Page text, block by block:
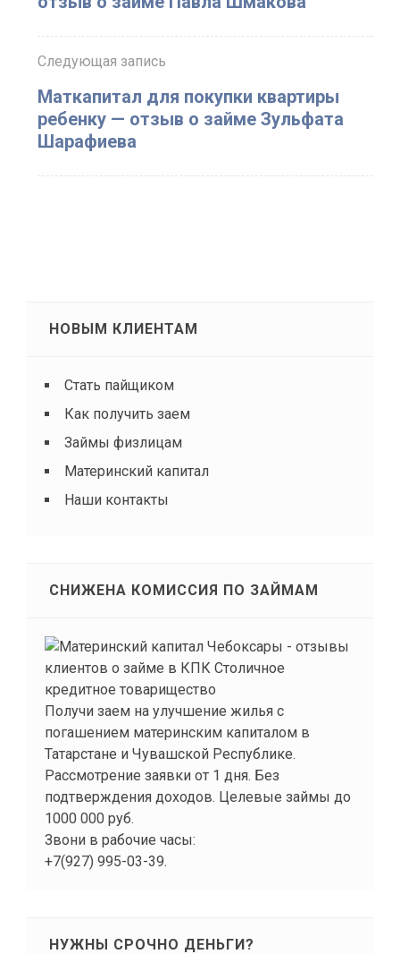
Следующая запись
Маткапитал для покупки квартиры
ребенку — отзыв о займе Зульфата
Шарафиева
НОВЫМ КЛИЕНТАМ
Стать пайщиком
Как получить заем
Займы физлицам
Материнский капитал
Наши контакты
СНИЖЕНА КОМИССИЯ ПО ЗАЙМАМ
Получи заем на улучшение жилья с
погашением материнским капиталом в
Татарстане и Чувашской Республике.
Рассмотрение заявки от 1 дня. Без
подтверждения доходов. Целевые займы до
1000 000 руб.
Звони в рабочие часы:
+7(927) 995-03-39.
НУЖНЫ СРОЧНО ДЕНЬГИ?